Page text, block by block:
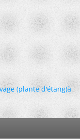
(plante d'étang)à